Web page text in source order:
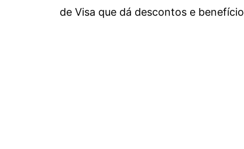
de Visa que dá descontos e